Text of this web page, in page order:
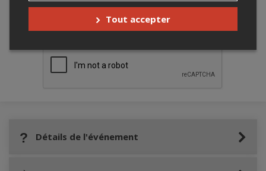
Merci de confirmer que vous n'êtes pas un
robot ci-bas.
Détails de l'événement
Tout accepter